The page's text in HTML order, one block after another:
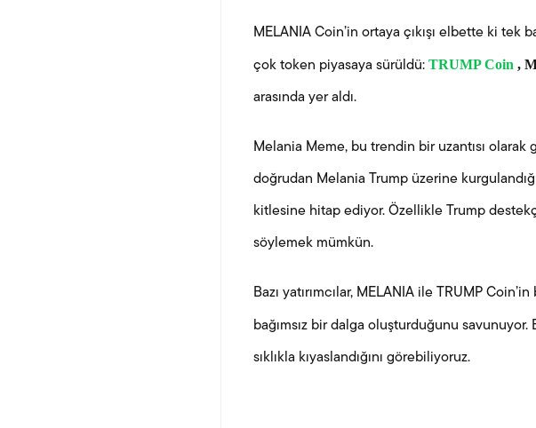
MELANIA Coin’in ortaya çıkışı elbette ki tek
çok token piyasaya sürüldü: TRUMP Coin ,
arasında yer aldı.
Melania Meme, bu trendin bir uzantısı
doğrudan Melania Trump üzerine
kitlesine hitap ediyor. Özellikle Trump
söylemek mümkün.
Bazı yatırımcılar, MELANIA ile TRUMP
bağımsız bir dalga oluşturduğunu savunuyor.
sıklıkla kıyaslandığını görebiliyoruz.